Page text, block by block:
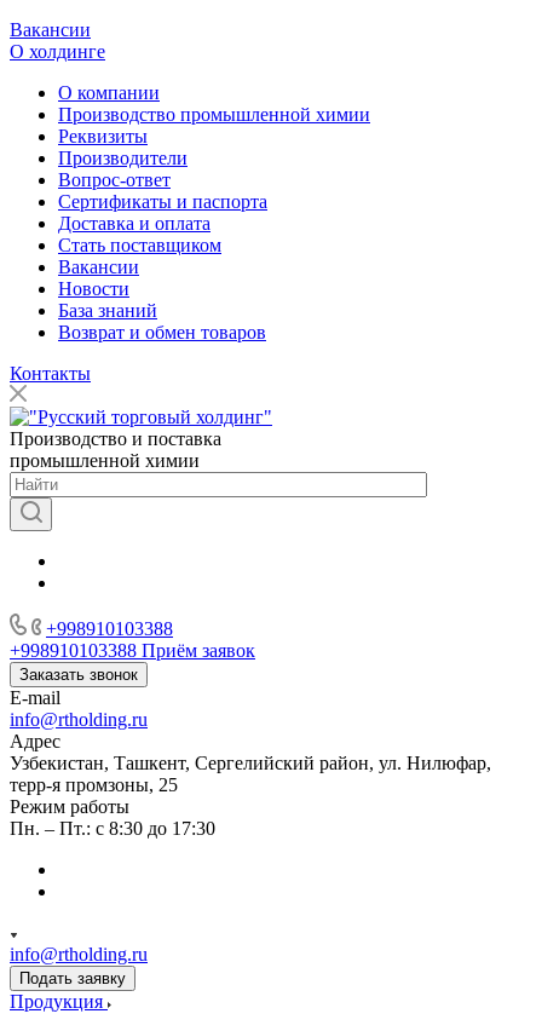
Вакансии
О холдинге
О компании
Производство промышленной химии
Реквизиты
Производители
Вопрос-ответ
Сертификаты и паспорта
Доставка и оплата
Стать поставщиком
Вакансии
Новости
База знаний
Возврат и обмен товаров
Контакты
Производство и поставка
промышленной химии
+998910103388
+998910103388 Приём заявок
Заказать звонок
E-mail
info@rtholding.ru
Адрес
Узбекистан, Ташкент, Сергелийский район, ул. Нилюфар,
терр-я промзоны, 25
Режим работы
Пн. – Пт.: с 8:30 до 17:30
info@rtholding.ru
Подать заявку
Продукция